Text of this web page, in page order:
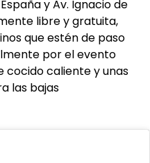
y Av. Ignacio de
libre y gratuita,
que estén de paso
por el evento
cocido caliente y unas
las bajas